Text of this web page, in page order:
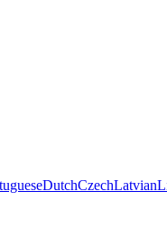
DutchCzechLatvian